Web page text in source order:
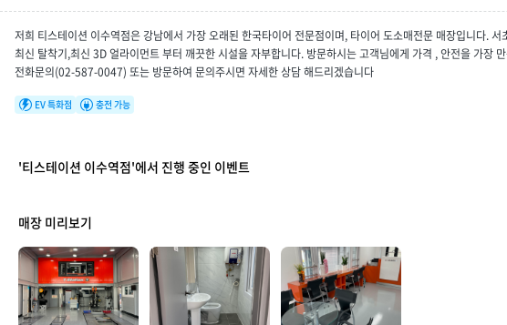
토요일
08:30 ~ 15:30
휴무일
-
저희 티스테이션 이수역점은 강남에서 가장 오래된 한국타이어 전문점이며, 타이어 도소매전문 매장입니다.
최신 탈착기,최신 3D 얼라이먼트 부터 깨끗한 시설을 자부합니다. 방문하시는 고객님에게 가격 , 안전을 가장
전화문의(02-587-0047) 또는 방문하여 문의주시면 자세한 상담 해드리겠습니다
EV 특화점 충전 가능
'티스테이션 이수역점'에서 진행 중인 이벤트
매장 미리보기